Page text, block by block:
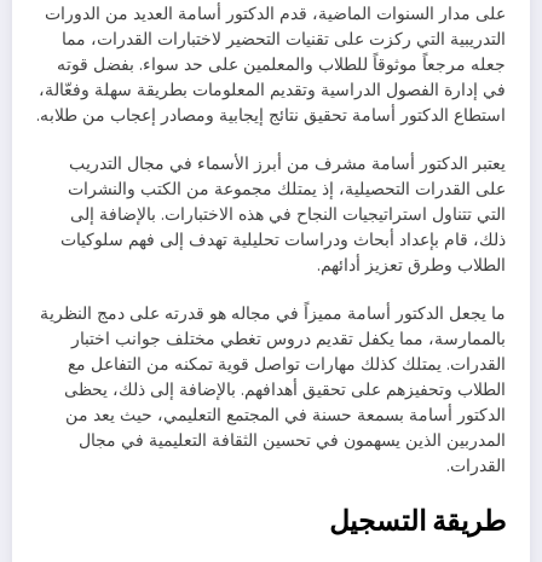
على مدار السنوات الماضية، قدم الدكتور أسامة العديد من الدورات
التدريبية التي ركزت على تقنيات التحضير لاختبارات القدرات، مما
جعله مرجعاً موثوقاً للطلاب والمعلمين على حد سواء. بفضل قوته
في إدارة الفصول الدراسية وتقديم المعلومات بطريقة سهلة وفعّالة،
استطاع الدكتور أسامة تحقيق نتائج إيجابية ومصادر إعجاب من طلابه.
يعتبر الدكتور أسامة مشرف من أبرز الأسماء في مجال التدريب
على القدرات التحصيلية، إذ يمتلك مجموعة من الكتب والنشرات
التي تتناول استراتيجيات النجاح في هذه الاختبارات. بالإضافة إلى
ذلك، قام بإعداد أبحاث ودراسات تحليلية تهدف إلى فهم سلوكيات
الطلاب وطرق تعزيز أدائهم.
ما يجعل الدكتور أسامة مميزاً في مجاله هو قدرته على دمج النظرية
بالممارسة، مما يكفل تقديم دروس تغطي مختلف جوانب اختبار
القدرات. يمتلك كذلك مهارات تواصل قوية تمكنه من التفاعل مع
الطلاب وتحفيزهم على تحقيق أهدافهم. بالإضافة إلى ذلك، يحظى
الدكتور أسامة بسمعة حسنة في المجتمع التعليمي، حيث يعد من
المدربين الذين يسهمون في تحسين الثقافة التعليمية في مجال
القدرات.
طريقة التسجيل